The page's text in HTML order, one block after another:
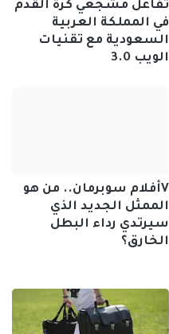
تفاعل مشجعي كرة القدم
في المملكة العربية
السعودية مع تقنيات
الويب 3.0
Vأفلام سوبرمان.. من هو
الممثل الجديد الذي
سيرتدي رداء البطل
الخارق؟